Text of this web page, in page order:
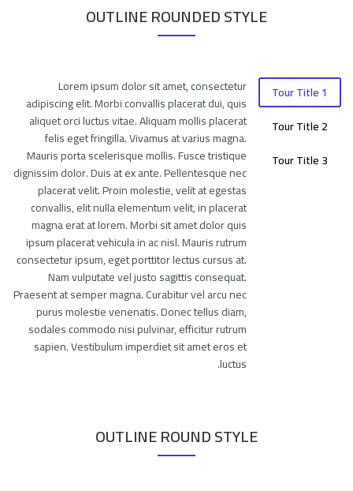
OUTLINE ROUNDED STYLE
Tour Title 1
Tour Title 2
Tour Title 3
Lorem ipsum dolor sit amet, consectetur
adipiscing elit. Morbi convallis placerat dui, quis
aliquet orci luctus vitae. Aliquam mollis placerat
felis eget fringilla. Vivamus at varius magna.
Mauris porta scelerisque mollis. Fusce tristique
dignissim dolor. Duis at ex ante. Pellentesque nec
placerat velit. Proin molestie, velit at egestas
convallis, elit nulla elementum velit, in placerat
magna erat at lorem. Morbi sit amet dolor quis
ipsum placerat vehicula in ac nisl. Mauris rutrum
consectetur ipsum, eget porttitor lectus cursus at.
Nam vulputate vel justo sagittis consequat.
Praesent at semper magna. Curabitur vel arcu nec
purus molestie venenatis. Donec tellus diam,
sodales commodo nisi pulvinar, efficitur rutrum
sapien. Vestibulum imperdiet sit amet eros et
luctus.
OUTLINE ROUND STYLE